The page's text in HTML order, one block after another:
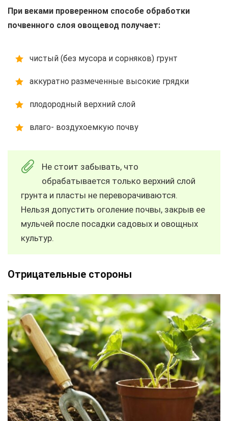
При веками проверенном способе обработки
почвенного слоя овощевод получает:
чистый (без мусора и сорняков) грунт
аккуратно размеченные высокие грядки
плодородный верхний слой
влаго- воздухоемкую почву
Не стоит забывать, что
обрабатывается только верхний слой
грунта и пласты не переворачиваются.
Нельзя допустить оголение почвы, закрыв ее
мульчей после посадки садовых и овощных
культур.
Отрицательные стороны